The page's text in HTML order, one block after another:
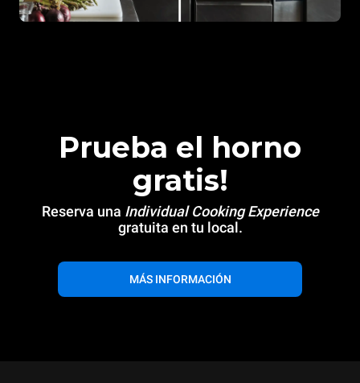
Prueba el horno
gratis!
Reserva una Individual Cooking Experience
gratuita en tu local.
MÁS INFORMACIÓN